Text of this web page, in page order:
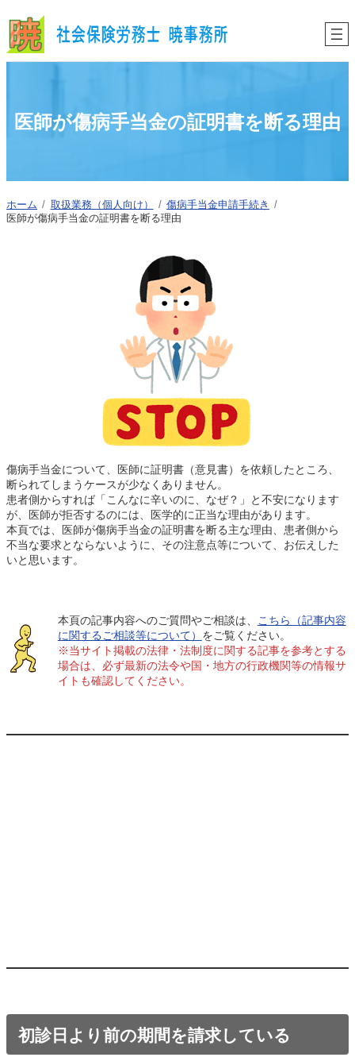
容
を
医師が傷病手当金の証明書を断る理由
ホーム 取扱業務（個人向け）
傷病手当金申請手続き
医師が傷病手当金の証明書を断る理由
傷病手当金について、医師に証明書（意見書）を依頼したところ、
断られてしまうケースが少なくありません。
患者側からすれば「こんなに辛いのに、なぜ？」と不安になります
が、医師が拒否するのには、医学的に正当な理由があります。
本頁では、医師が傷病手当金の証明書を断る主な理由、患者側から
不当な要求とならないように、その注意点等について、お伝えした
いと思います。
本頁の記事内容へのご質問やご相談は、
こちら（記事内容
に関するご相談等について） をご覧ください。
※当サイト掲載の法律・法制度に関する記事を参考とする
場合は、必ず最新の法令や国・地方の行政機関等の情報サ
イトも確認してください。
初診日より前の期間を請求している